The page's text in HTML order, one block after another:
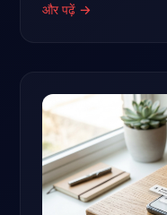
और पढ़ें →